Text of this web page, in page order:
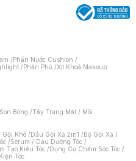
/Phấn Nước Cushion /
/Phấn Phủ /Xịt Khoá Makeup
Son Bóng /Tẩy Trang Mắt / Môi
Gội Khô /Dầu Gội Xả 2in1 /Bộ Gội Xả /
/Serum / Dầu Dưỡng Tóc /
Tạo Kiểu Tóc /Dụng Cụ Chăm Sóc Tóc /
Tóc